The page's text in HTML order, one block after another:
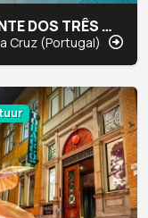
MONTE DOS TRÊS MOINHOS
Cruz (Portugal)